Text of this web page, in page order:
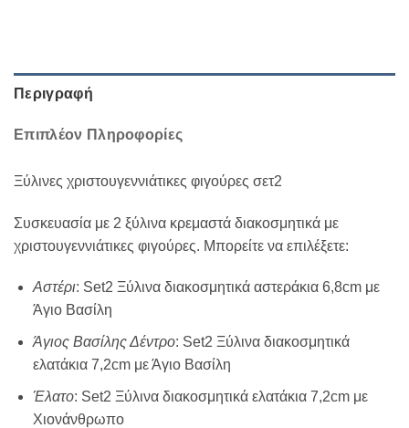
Περιγραφή
Επιπλέον Πληροφορίες
Ξύλινες χριστουγεννιάτικες φιγούρες σετ2
Συσκευασία με 2 ξύλινα κρεμαστά διακοσμητικά με
χριστουγεννιάτικες φιγούρες. Μπορείτε να επιλέξετε:
Αστέρι: Set2 Ξύλινα διακοσμητικά αστεράκια 6,8cm με
Άγιο Βασίλη
Άγιος Βασίλης Δέντρο: Set2 Ξύλινα διακοσμητικά
ελατάκια 7,2cm με Άγιο Βασίλη
Έλατο: Set2 Ξύλινα διακοσμητικά ελατάκια 7,2cm με
Χιονάνθρωπο